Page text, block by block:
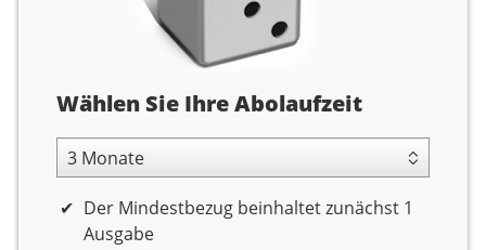
Abolaufzeit
Wählen Sie Ihre Abolaufzeit
3 Monate Laufzeit
Der Mindestbezug beinhaltet zunächst 1
Ausgabe